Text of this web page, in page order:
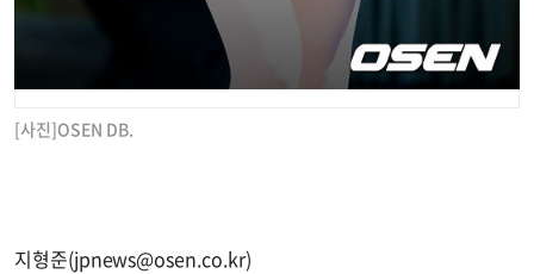
[사진]OSEN DB.
지형준(jpnews@osen.co.kr)